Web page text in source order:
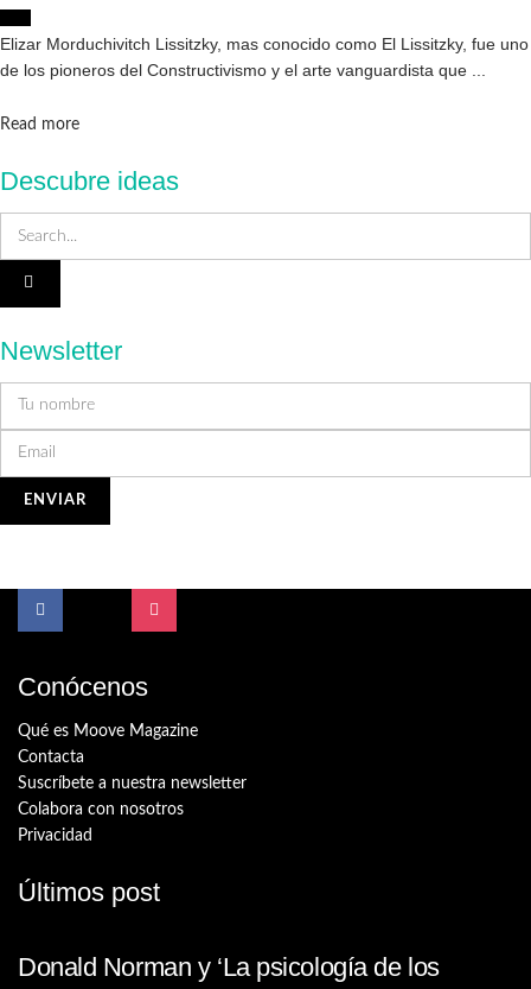
Elizar Morduchivitch Lissitzky, mas conocido como El Lissitzky, fue uno
de los pioneros del Constructivismo y el arte vanguardista que ...
Read moreDetails
Descubre ideas
Newsletter
Conócenos
Qué es Moove Magazine
Contacta
Suscríbete a nuestra newsletter
Colabora con nosotros
Privacidad
Últimos post
Donald Norman y ‘La psicología de los